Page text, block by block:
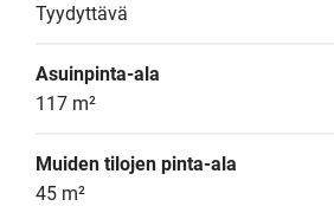
Tyydyttävä
Asuinpinta-ala
117 m²
Muiden tilojen pinta-ala
45 m²